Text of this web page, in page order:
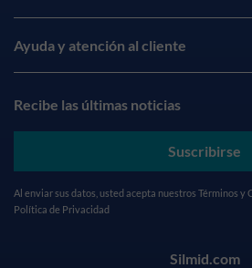
Ayuda y atención al cliente
Recibe las últimas noticias
Suscribirse
Al enviar sus datos, usted acepta nuestros Términos y
Política de Privacidad
Silmid.com